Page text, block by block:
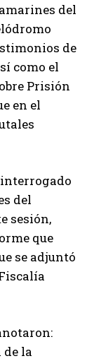
del
de
como el
Prisión
en el
interrogado
del
sesión,
que
se adjuntó
de la